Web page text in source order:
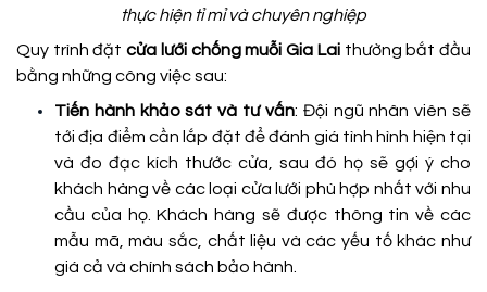
thực hiện tỉ mỉ và chuyên nghiệp
Quy trình đặtcửa lưới chống muỗi Gia Laithường bắt đầu
bằng những công việc sau:
Tiến hành khảo sát và tư vấn: Đội ngũ nhân viên sẽ
tới địa điểm cần lắp đặt để đánh giá tình hình hiện tại
và đo đạc kích thước cửa, sau đó họ sẽ gợi ý cho
khách hàng về các loại cửa lưới phù hợp nhất với nhu
cầu của họ. Khách hàng sẽ được thông tin về các
mẫu mã, màu sắc, chất liệu và các yếu tố khác như
giá cả và chính sách bảo hành.